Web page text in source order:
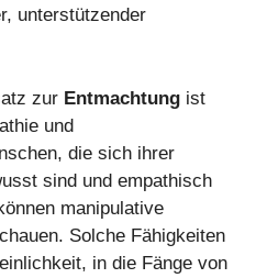
unterstützender
zur Entmachtung ist
und
die sich ihrer
sind und empathisch
manipulative
Solche Fähigkeiten
in die Fänge von